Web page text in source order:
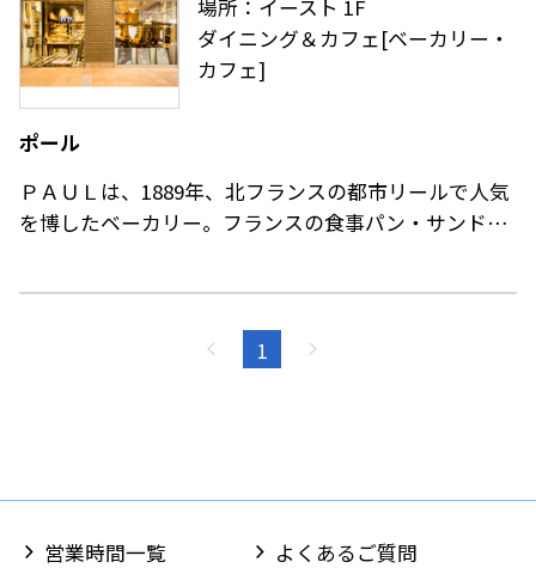
す。
ぜひ私たちの店舗でお楽しみください！
皆様のご来店を心よりお待ちしております。
場所：イースト 1F
ダイニング＆カフェ[ベーカリー・
カフェ]
ポール
ＰＡＵＬは、1889年、北フランスの都市リールで人気
を博したベーカリー。フランスの食事パン・サンドイ
ＵＬは今や、世界40ヵ国以上でオープンし、感度の高
1
営業時間一覧
よくあるご質問